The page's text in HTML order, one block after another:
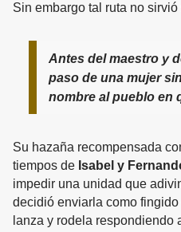
Sin embargo tal ruta no
Antes del maestro y
paso de una mujer
nombre al pueblo en
Su hazaña recompensada
tiempos de Isabel y
impedir una unidad que
decidió enviarla como
lanza y rodela respondiendo